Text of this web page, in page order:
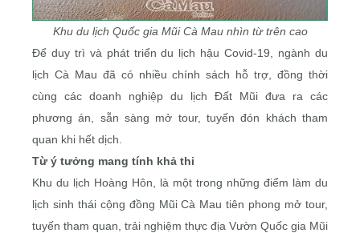
Khu du lịch Quốc gia Mũi Cà Mau nhìn từ trên cao
Để duy trì và phát triển du lịch hậu Covid-19, ngành du
lịch Cà Mau đã có nhiều chính sách hỗ trợ, đồng thời
cùng các doanh nghiệp du lịch Ðất Mũi đưa ra các
phương án, sẵn sàng mở tour, tuyến đón khách tham
quan khi hết dịch.
Từ ý tưởng mang tính khả thi
Khu du lịch Hoàng Hôn, là một trong những điểm làm du
lịch sinh thái cộng đồng Mũi Cà Mau tiên phong mở tour,
tuyến tham quan, trải nghiệm thực địa Vườn Quốc gia Mũi